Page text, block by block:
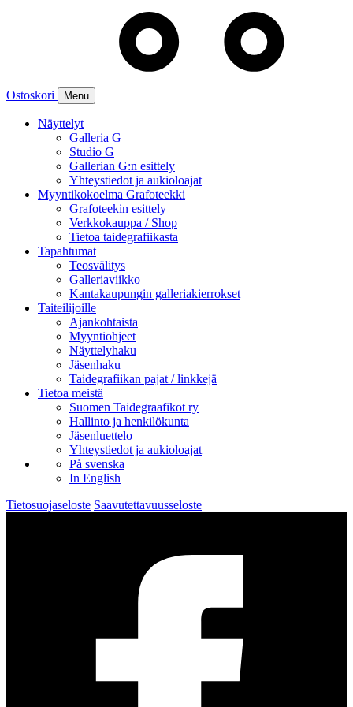
Ostoskori Menu
Näyttelyt
Galleria G
Studio G
Gallerian G:n esittely
Yhteystiedot ja aukioloajat
Myyntikokoelma Grafoteekki
Grafoteekin esittely
Verkkokauppa / Shop
Tietoa taidegrafiikasta
Tapahtumat
Teosvälitys
Galleriaviikko
Kantakaupungin galleriakierrokset
Taiteilijoille
Ajankohtaista
Myyntiohjeet
Näyttelyhaku
Jäsenhaku
Taidegrafiikan pajat / linkkejä
Tietoa meistä
Suomen Taidegraafikot ry
Hallinto ja henkilökunta
Jäsenluettelo
Yhteystiedot ja aukioloajat
På svenska
In English
Tietosuojaseloste Saavutettavuusseloste